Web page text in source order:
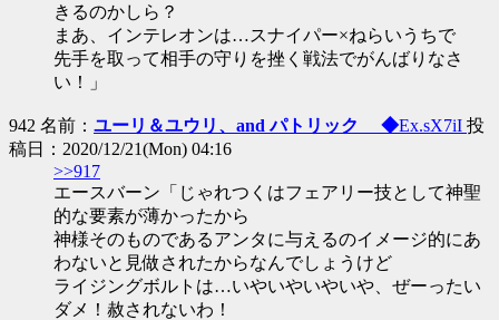
きるのかしら？
まあ、インテレオンは…スナイパー×ねらいうちで
先手を取って相手の守りを挫く戦法でがんばりなさ
い！」
942 名前： ユーリ＆ユウリ、and パトリック ◆Ex.sX7iI 投
稿日：2020/12/21(Mon) 04:16
>>917
エースバーン「じゃれつくはフェアリー技として神聖
的な要素が薄かったから
神様そのものであるアンタに与えるのイメージ的にあ
わないと見做されたからなんでしょうけど
ライジングボルトは…いやいやいやいや、ぜーったい
ダメ！赦されないわ！